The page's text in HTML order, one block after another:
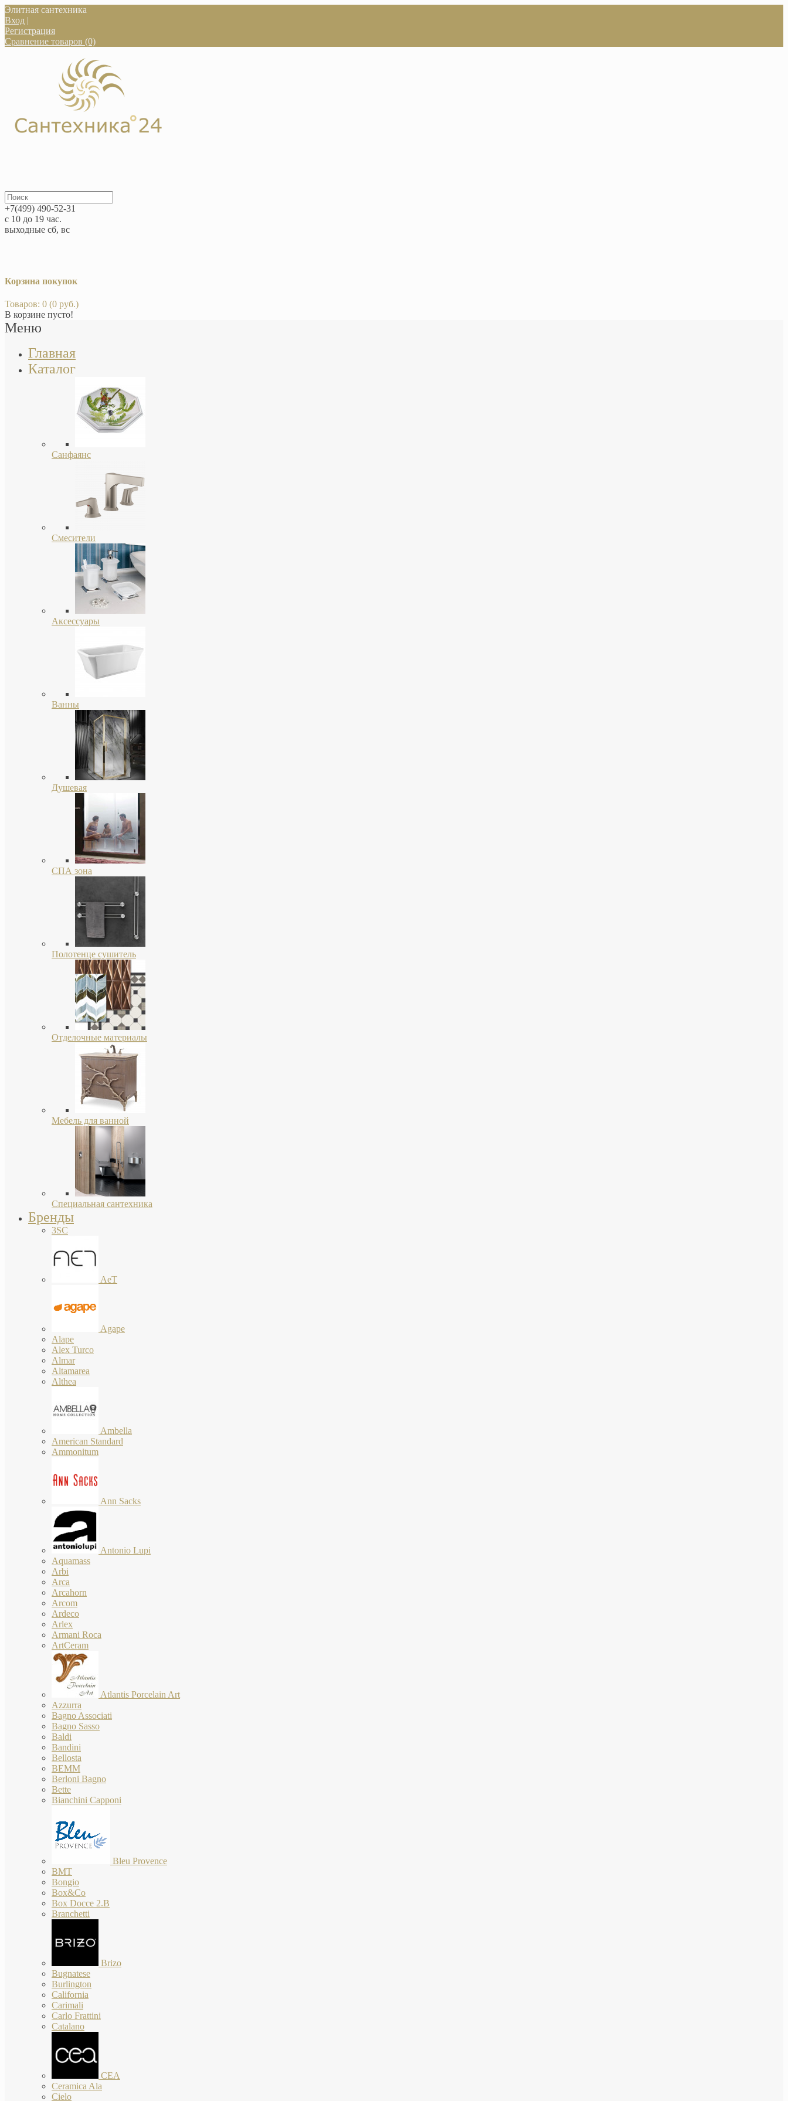
Элитная сантехника
Вход |
Регистрация
Сравнение товаров (0)
+7(499) 490-52-31
с 10 до 19 час.
выходные сб, вс
Корзина покупок
Товаров: 0 (0 руб.)
В корзине пусто!
Меню
Главная
Каталог
Санфаянс
Смесители
Аксессуары
Ванны
Душевая
СПА зона
Полотенце сушитель
Отделочные материалы
Мебель для ванной
Специальная сантехника
Бренды
3SC
AeT
Agape
Alape
Alex Turco
Almar
Altamarea
Althea
Ambella
American Standard
Ammonitum
Ann Sacks
Antonio Lupi
Aquamass
Arbi
Arca
Arcahorn
Arcom
Ardeco
Arlex
Armani Roca
ArtCeram
Atlantis Porcelain Art
Azzurra
Bagno Associati
Bagno Sasso
Baldi
Bandini
Bellosta
BEMM
Berloni Bagno
Bette
Bianchini Capponi
Bleu Provence
BMT
Bongio
Box&Co
Box Docce 2.B
Branchetti
Brizo
Bugnatese
Burlington
California
Carimali
Carlo Frattini
Catalano
CEA
Ceramica Ala
Cielo